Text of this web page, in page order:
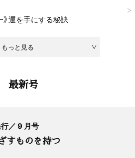
もっと見る
》運を手にする秘訣
最新号
／ 9 月号
すものを持つ